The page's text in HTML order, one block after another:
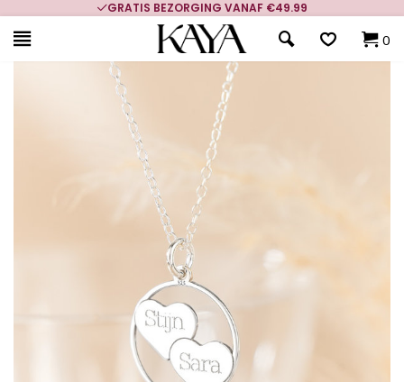
GRATIS BEZORGING VANAF €49.99
0